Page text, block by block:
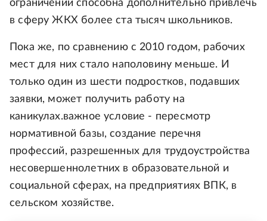
ограничений способна дополнительно привлечь
в сферу ЖКХ более ста тысяч школьников.
Пока же, по сравнению с 2010 годом, рабочих
мест для них стало наполовину меньше. И
только один из шести подростков, подавших
заявки, может получить работу на
каникулах.важное условие - пересмотр
нормативной базы, создание перечня
профессий, разрешенных для трудоустройства
несовершеннолетних в образовательной и
социальной сферах, на предприятиях ВПК, в
сельском хозяйстве.